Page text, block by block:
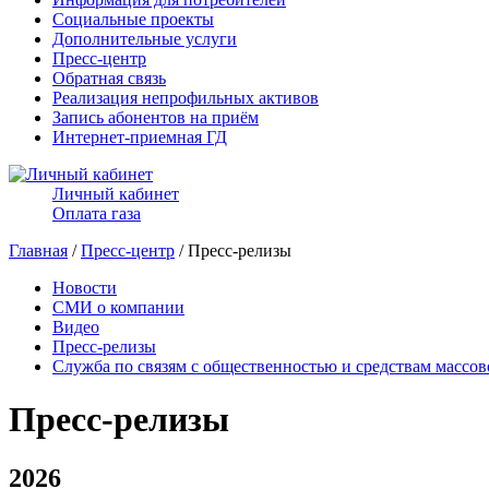
Социальные проекты
Дополнительные услуги
Пресс-центр
Обратная связь
Реализация непрофильных активов
Запись абонентов на приём
Интернет-приемная ГД
Личный кабинет
Оплата газа
Главная /Пресс-центр / Пресс-релизы
Новости
СМИ о компании
Видео
Пресс-релизы
Служба по связям с общественностью и средствам
Пресс-релизы
2026